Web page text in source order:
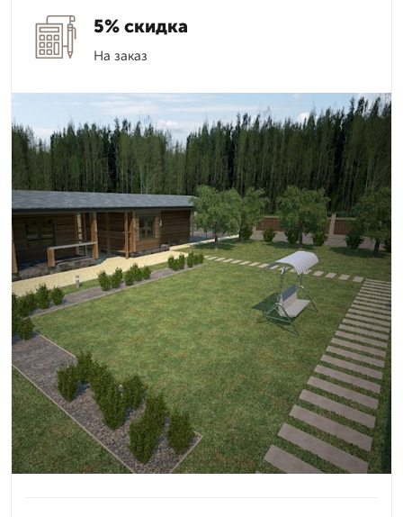
5% скидка
На заказ